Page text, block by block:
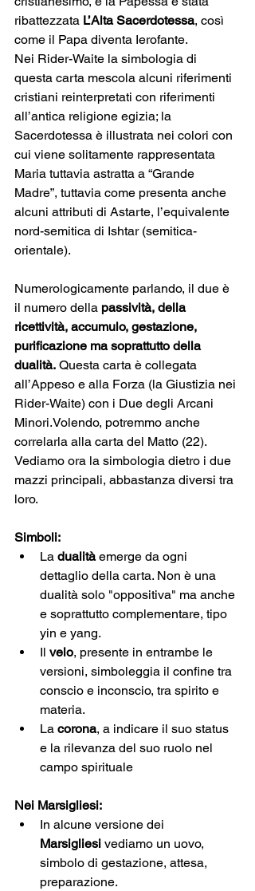
ribattezzata L’Alta Sacerdotessa, così
come il Papa diventa Ierofante.
Nei Rider-Waite la simbologia di
questa carta mescola alcuni riferimenti
cristiani reinterpretati con riferimenti
all’antica religione egizia; la
Sacerdotessa è illustrata nei colori con
cui viene solitamente rappresentata
Maria tuttavia astratta a “Grande
Madre”, tuttavia come presenta anche
alcuni attributi di Astarte, l’equivalente
nord-semitica di Ishtar (semitica-
orientale).
Numerologicamente parlando, il due è
il numero della passività, della
ricettività, accumulo, gestazione,
purificazione ma soprattutto della
dualità. Questa carta è collegata
all’Appeso e alla Forza (la Giustizia nei
Rider-Waite) con i Due degli Arcani
Minori.Volendo, potremmo anche
correlarla alla carta del Matto (22).
Vediamo ora la simbologia dietro i due
mazzi principali, abbastanza diversi tra
loro.
Simboli:
La dualità emerge da ogni
dettaglio della carta. Non è una
dualità solo "oppositiva" ma anche
e soprattutto complementare, tipo
yin e yang.
Il velo, presente in entrambe le
versioni, simboleggia il confine tra
conscio e inconscio, tra spirito e
materia.
La corona, a indicare il suo status
e la rilevanza del suo ruolo nel
campo spirituale
Nei Marsigliesi:
In alcune versione dei
Marsigliesi vediamo un uovo,
simbolo di gestazione, attesa,
preparazione.